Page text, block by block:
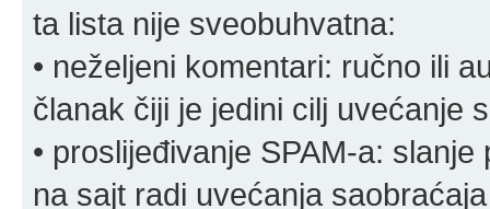
ta lista nije sveobuhvatna:
• neželjeni komentari: ručno ili
članak čiji je jedini cilj uvećanje
• proslijeđivanje SPAM-a:
na sajt radi uvećanja